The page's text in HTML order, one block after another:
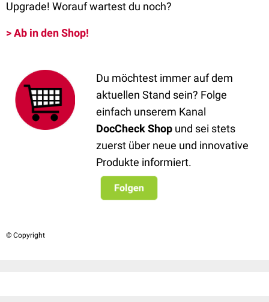
Upgrade! Worauf wartest du noch?
> Ab in den Shop!
Du möchtest immer auf dem
aktuellen Stand sein? Folge
einfach unserem Kanal
DocCheck Shop und sei stets
zuerst über neue und innovative
Produkte informiert.
© Copyright